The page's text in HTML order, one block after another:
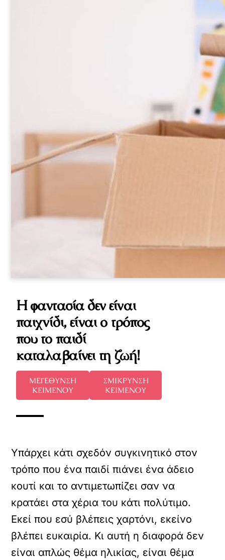
Η φαντασία δεν είναι
παιχνίδι, είναι ο τρόπος
που το παιδί
καταλαβαίνει τη ζωή!
ΜΕΓΕΘΥΝΣΗ
ΚΕΙΜΕΝΟΥ
ΣΜΙΚΡΥΝΣΗ
ΚΕΙΜΕΝΟΥ
Υπάρχει κάτι σχεδόν συγκινητικό στον
τρόπο που ένα παιδί πιάνει ένα άδειο
κουτί και το αντιμετωπίζει σαν να
κρατάει στα χέρια του κάτι πολύτιμο.
Εκεί που εσύ βλέπεις χαρτόνι, εκείνο
βλέπει ευκαιρία. Κι αυτή η διαφορά δεν
είναι απλώς θέμα ηλικίας, είναι θέμα